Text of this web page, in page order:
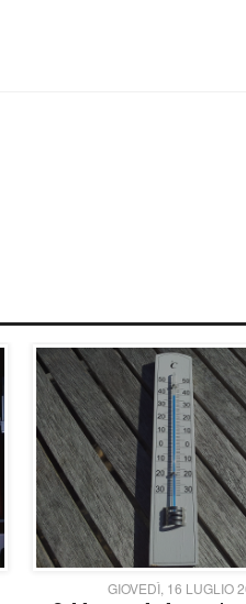
GIOVEDÌ, 16 LUGLIO